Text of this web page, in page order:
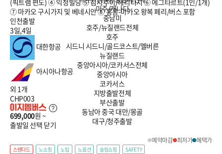
미주/캐나다
중남미
호주/뉴질랜드전체
호주
시드니 시드니/골드코스트/멜버른
뉴질랜드
중앙아시아/코카서스전체
중앙아시아
코카서스
지방출발전체
부산출발
동남아중국대만/몽골
대구/청주출발
⑦ 마카오 구시가지 및 베네시안 ⑧ 홍콩-마카오 왕복 페리/버스 포함
인천출발
3일,4일
대한항공
아시아나항공
외 1개
CHP003
699,000원 ~
출발일 선택 닫기
예약마감 최저가 혜택가
스탠다드 노쇼핑 노팁 노옵션 슬림쇼핑 SAFETY